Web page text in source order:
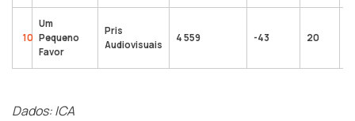
10
Um
Pequeno
Favor
Pris
Audiovisuais
4 559 -43 20
Dados: ICA